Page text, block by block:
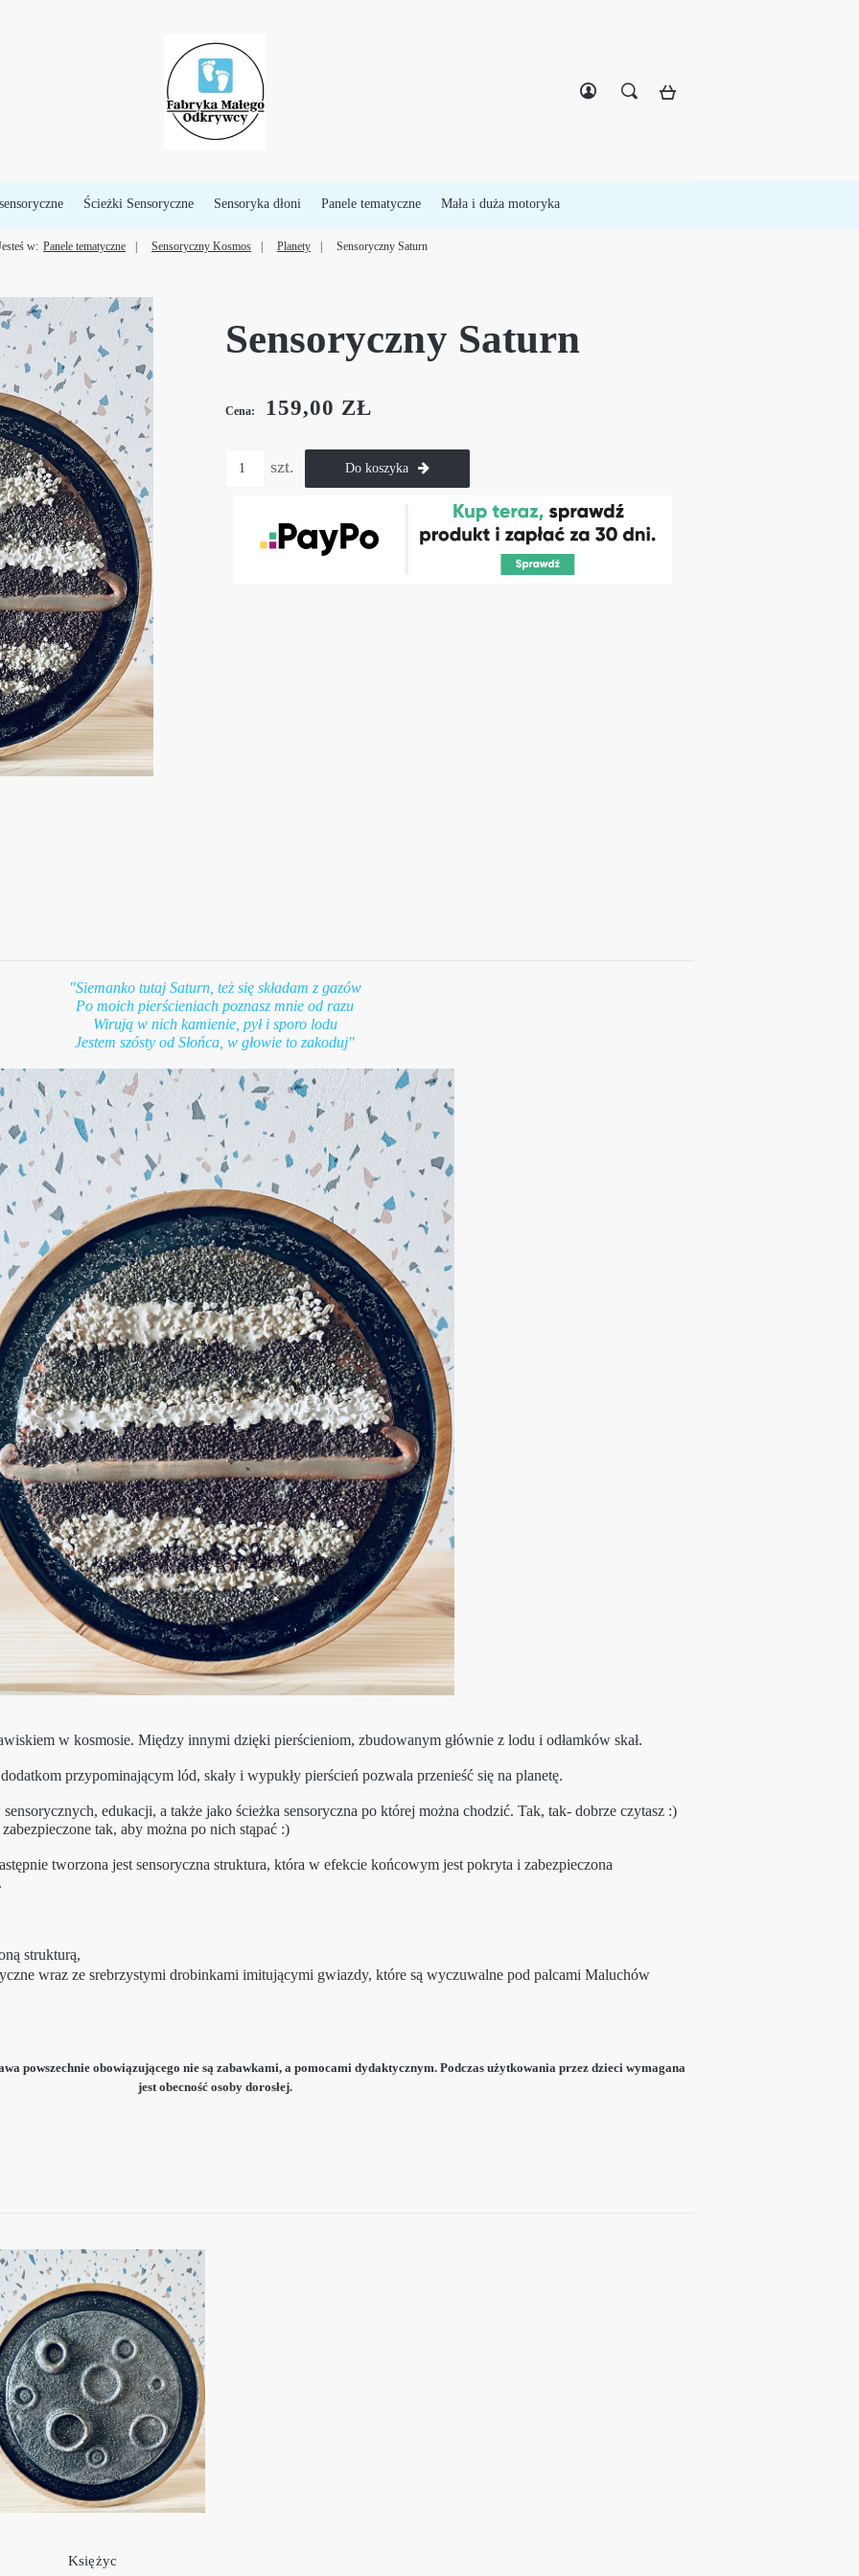
Ścieżki Sensoryczne Sensoryka dłoni Panele tematyczne Mała i duża motoryka
w: Panele tematyczne Sensoryczny Kosmos Planety Sensoryczny Saturn
Sensoryczny Saturn
Cena: 159,00 ZŁ
szt. Do koszyka
"Siemanko tutaj Saturn, też się składam z gazów
Po moich pierścieniach poznasz mnie od razu
Wirują w nich kamienie, pył i sporo lodu
Jestem szósty od Słońca, w głowie to zakoduj"
w kosmosie. Między innymi dzięki pierścieniom, zbudowanym głównie z lodu i odłamków skał.
przypominającym lód, skały i wypukły pierścień pozwala przenieść się na planetę.
edukacji, a także jako ścieżka sensoryczna po której można chodzić. Tak, tak- dobrze czytasz :)
tak, aby można po nich stąpać :)
tworzona jest sensoryczna struktura, która w efekcie końcowym jest pokryta i zabezpieczona
strukturą,
wraz ze srebrzystymi drobinkami imitującymi gwiazdy, które są wyczuwalne pod palcami Maluchów
powszechnie obowiązującego nie są zabawkami, a pomocami dydaktycznym. Podczas użytkowania przez dzieci wymagana
jest obecność osoby dorosłej.
Księżyc